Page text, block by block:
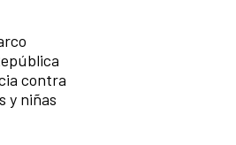
contra
y niñas